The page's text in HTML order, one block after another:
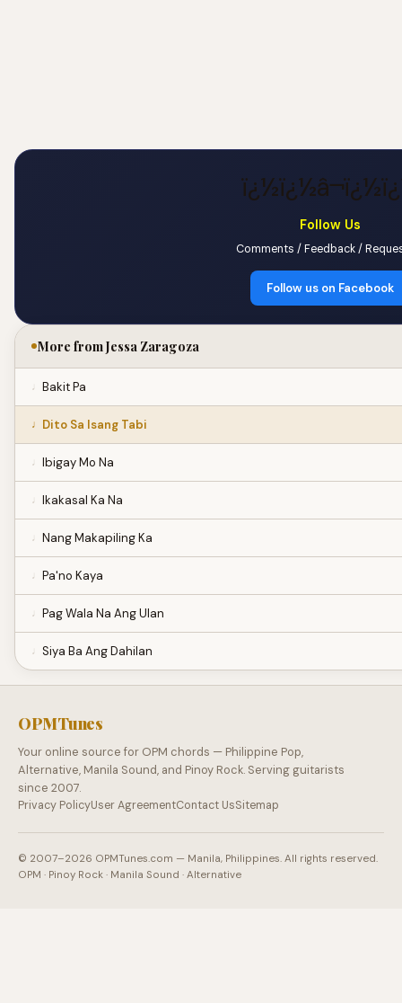
Follow Us
Comments / Feedback /
Follow us on Facebook
More from Jessa Zaragoza
Bakit Pa
Dito Sa Isang Tabi
Ibigay Mo Na
Ikakasal Ka Na
Nang Makapiling Ka
Pa'no Kaya
Pag Wala Na Ang Ulan
Siya Ba Ang Dahilan
OPMTunes
Your online source for OPM chords — Philippine Pop,
Alternative, Manila Sound, and Pinoy Rock. Serving guitarists
since 2007.
Privacy PolicyUser AgreementContact UsSitemap
© 2007–2026 OPMTunes.com — Manila, Philippines. All rights reserved.
OPM · Pinoy Rock · Manila Sound · Alternative